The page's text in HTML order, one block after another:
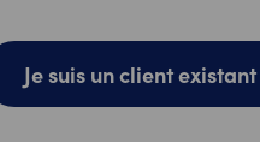
Je suis un client existant